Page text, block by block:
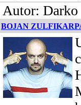
Autor:
BOJAN